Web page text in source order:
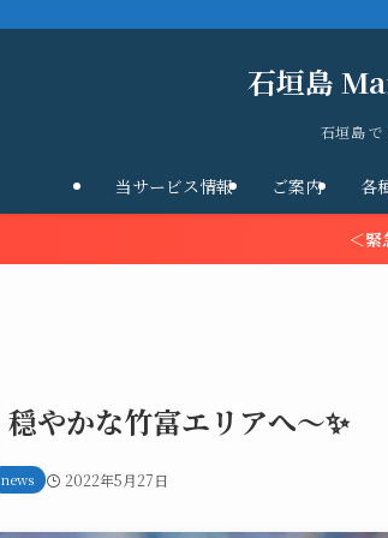
石垣島
石垣島 で
当サービス情報 ご案内 各
＜緊
穏やかな竹富エリアへ～✨
news 2022年5月27日